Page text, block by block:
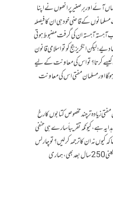
آئے اور برِصغیر پر انھوں نے اپنا
مسلمانوں کے قاضی خود ہی ان کا فیصلہ
آہستہ آہستہ ان کی گرفت مضبوط ہوتی
لیکن انگریز جج کو تو اسلامی قانون
کیسے کرتا؟ تو اس کی معاونت کے لیے
ہوگا اور مسلمان مفتی اس کی معاونت
زیادہ تر چند مخصوص کتابوں کا رخ
ہے، کیونکہ تقریباً‌ سارے ہی حنفی
نہ ان کا ترجمہ کر لیں؟ تو چارلس
ہملٹن نے غالباً 1791ء میں ہدایہ کا جو ترجمہ کیا، آج تک، یعنی 250 سال بعد بھی، ہماری